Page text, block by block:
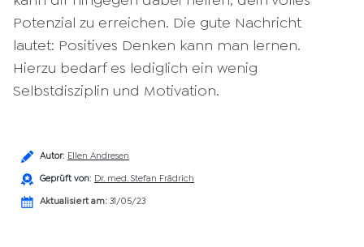
Potenzial zu erreichen. Die gute Nachricht
lautet: Positives Denken kann man lernen.
Hierzu bedarf es lediglich ein wenig
Selbstdisziplin und Motivation.
Autor: Ellen Andresen
Geprüft von: Dr. med. Stefan Frädrich
Aktualisiert am: 31/05/23